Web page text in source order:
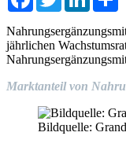
jährlichen
Marktanteil von
Bildquelle: